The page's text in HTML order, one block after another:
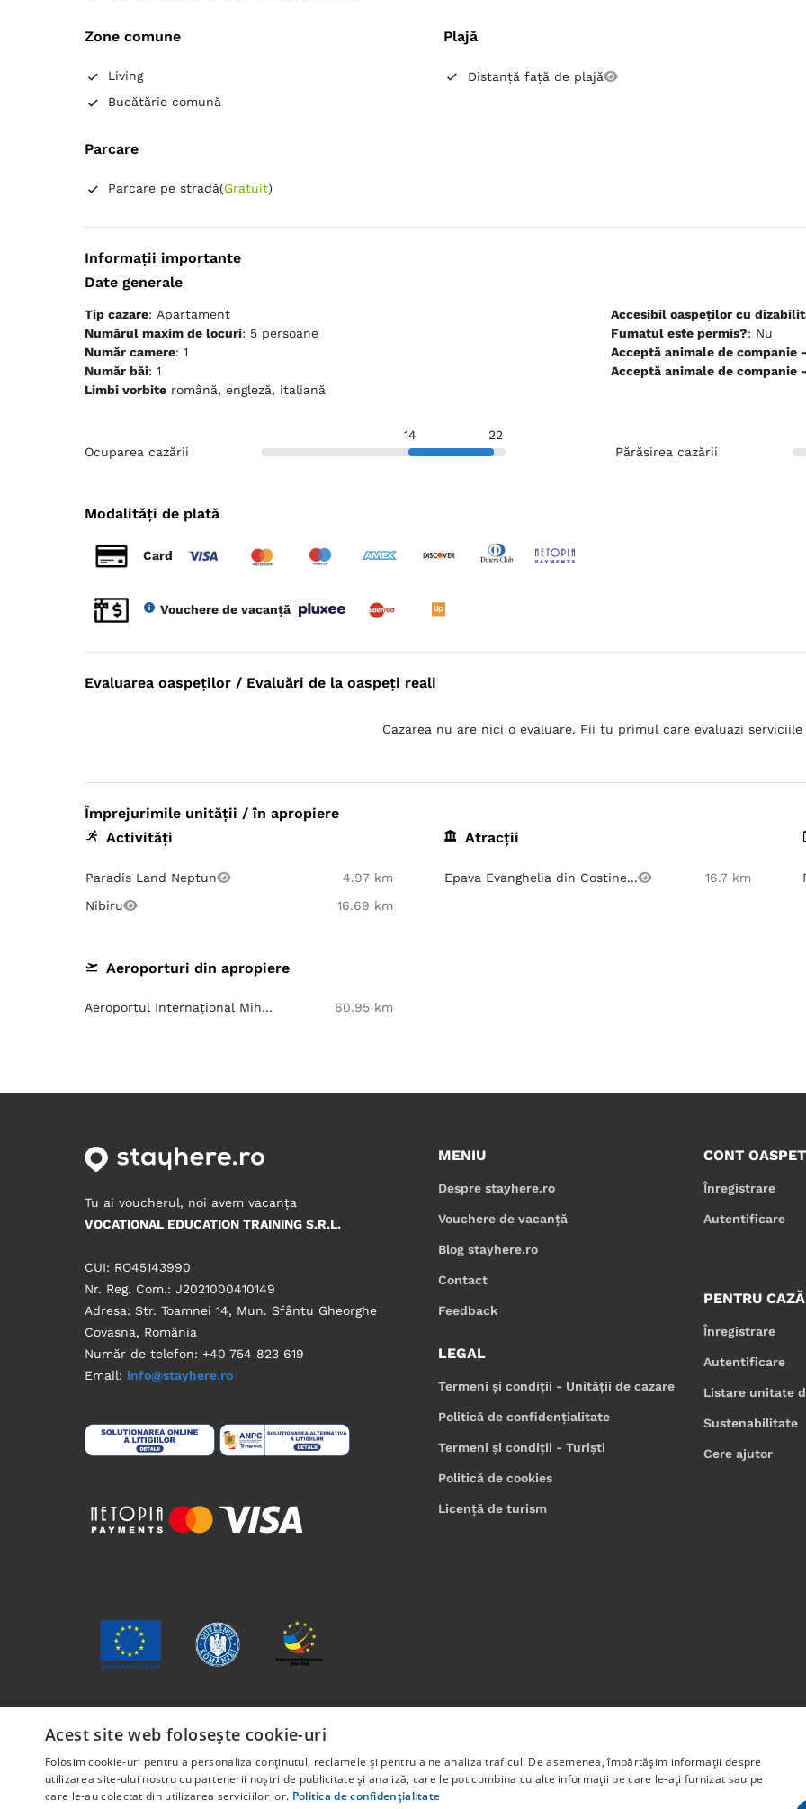
Hârtie igienică
Cuptor cu microunde
Aer condiţionat
Dulap
Zone comune
Living
Bucătărie comună
Parcare
Parcare pe stradă(Gratuit)
Plajă
Distanță față de plajă
Informații importante
Date generale
Tip cazare: Apartament
Numărul maxim de locuri: 5 persoane
Număr camere: 1
Număr băi: 1
Limbi vorbite română, engleză, italiană
Accesibil oaspeților cu
Fumatul este permis?
: Nu
Ocuparea cazării
14
22
Părăsirea cazării
Modalități de plată
Card
Vouchere de vacanță
Evaluarea oaspeților / Evaluări de la oaspeți reali
Cazarea nu are nici o evaluare. Fii tu primul care evaluazi serviciile
Împrejurimile unității / în apropiere
Activități
Paradis Land Neptun
4.97 km
Nibiru
16.69 km
Atracții
Epava Evanghelia din Costine... 16.7 km
Aeroporturi din apropiere
Aeroportul Internațional Mih... 60.95 km
Tu ai voucherul, noi avem vacanța
VOCATIONAL EDUCATION TRAINING S.R.L.
CUI: RO45143990
Nr. Reg. Com.: J2021000410149
Adresa: Str. Toamnei 14, Mun. Sfântu Gheorghe
Covasna, România
Număr de telefon: +40 754 823 619
Email: info@stayhere.ro
MENIU
Despre stayhere.ro
Vouchere de vacanță
Blog stayhere.ro
Contact
Feedback
LEGAL
Termeni și condiții - Unității de cazare
Politică de confidențialitate
Termeni și condiții - Turiști
Politică de cookies
Licență de turism
CONT
Înregistrare
Autentificare
PENTRU
Înregistrare
Autentificare
Listare unitate
Sustenabilitate
Cere ajutor
Conținutul acestui material nu reprezintă în mod obligatoriu poziția oficială a Uniunii Europene sau a Guvernului
Proiect cofinanțat din Fondul Social European, prin Programul Capital Uman 2014 -2020 Axa prioritară 6:
POCU/829/6/13 – Innotech Student. Titlul proiectului: STUDENT START-UP 1.0 Cod proiect: 142131.
Acest site web folosește cookie-uri
Folosim cookie-uri pentru a personaliza conținutul, reclamele și pentru a ne analiza traficul. De asemenea, împărtășim informații despre
utilizarea site-ului nostru cu partenerii noștri de publicitate și analiză, care le pot combina cu alte informații pe care le-ați furnizat sau pe
care le-au colectat din utilizarea serviciilor lor. Politica de confidențialitate